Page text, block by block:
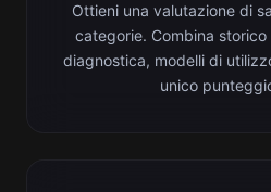
Ottieni una valutazione di
categorie. Combina
diagnostica, modelli di
unico